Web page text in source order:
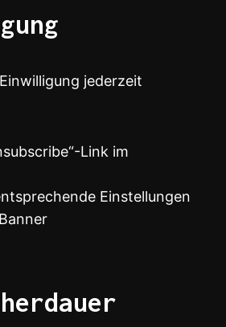
jederzeit
Link im
Einstellungen